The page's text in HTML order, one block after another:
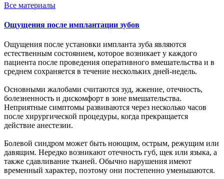
Все материалы
Ощущения после имплантации зубов
Ощущения после установки импланта зуба являются
естественным состоянием, которое возникает у каждого
пациента после проведения оперативного вмешательства и в
среднем сохраняется в течение нескольких дней-недель.
Основными жалобами считаются зуд, жжение, отечность,
болезненность и дискомфорт в зоне вмешательства.
Неприятные симптомы развиваются через несколько часов
после хирургической процедуры, когда прекращается
действие анестезии.
Болевой синдром может быть ноющим, острым, режущим или
давящим. Нередко возникают отечность губ, щек или языка, а
также сдавливание тканей. Обычно нарушения имеют
временный характер, поэтому они постепенно уменьшаются.